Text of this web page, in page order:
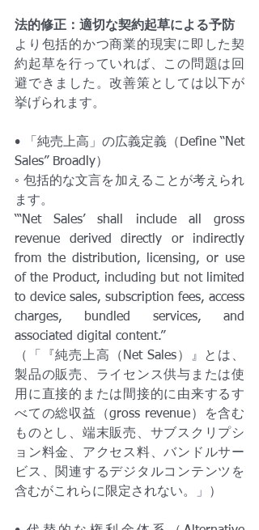
法的修正：適切な契約起草による予防
より包括的かつ商業的現実に即した契
約起草を行っていれば、この問題は回
避できました。改善策としては以下が
挙げられます。
• 「純売上高」の広義定義（Define “Net
Sales” Broadly）
◦ 包括的な文言を加えることが考えられ
ます。
“‘Net Sales’ shall include all gross
revenue derived directly or indirectly
from the distribution, licensing, or use
of the Product, including but not limited
to device sales, subscription fees, access
charges, bundled services, and
associated digital content.”
（「『純売上高（Net Sales）』とは、
製品の販売、ライセンス供与または使
用に直接的または間接的に由来するす
べての総収益（gross revenue）を含む
ものとし、端末販売、サブスクリプシ
ョン料金、アクセス料、バンドルサー
ビス、関連するデジタルコンテンツを
含むがこれらに限定されない。」）